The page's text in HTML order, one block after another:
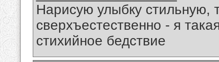
Нарисую улыбку стильную,
сверхъестественно - я
стихийное бедствие